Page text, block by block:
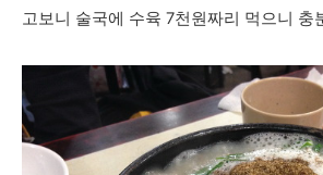
고보니 술국에 수육 7천원짜리 먹으니 충